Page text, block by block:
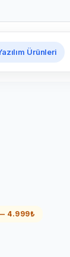
Ürünleri
4.999₺